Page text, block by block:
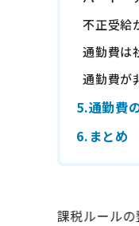
不正受給
通勤費は
通勤費が
5.通勤費
6.まとめ